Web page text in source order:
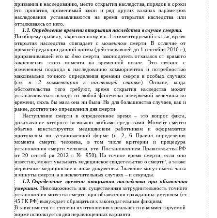
призвания к наследованию, место открытия наследства, порядок и сроки
его принятия, применимый закон и ряд других важных параметров
наследования устанавливаются на время открытия наследства или
отталкиваясь от него.
1.1. Определение времени открытия наследства в случае смерти.
По общему правилу, закрепленному в п. 1 комментируемой статьи, время
открытия наследства совпадает с моментом смерти. В отличие от
прежней редакции данной нормы (действовавшей до 1 сентября 2016 г.),
приравнивавшей его кодню смерти, законодатель отказался от прямого
закрепления этого момента на временно́й шкале. Это связано с
изменением подхода к наследованию коммориентов и потребностью
максимально точного определения времени смерти в особых случаях
(см. п. 2 комментария к настоящей статье). Отныне, когда
обстоятельства того требуют, время открытия наследства может
устанавливаться исходя из любой физически измеряемой величины во
времени, сколь бы мала она ни была. Но для большинства случаев, как и
ранее, достаточно определения дня смерти.
Наступление смерти в определенное время – это вопрос факта,
доказывание которого возможно любыми средствами. Момент смерти
обычно констатируется медицинским работником и оформляется
протоколом по установленной форме (п. 2, 6 Правил определения
момента смерти человека, в том числе критерии и процедура
установления смерти человека, утв. Постановлением Правительства РФ
от 20 сентяб­ ря 2012 г. № 950). На точное время смерти, если оно
известно, может указывать медицинское свидетельство о смерти1, а также
первичные медицинские и иные документы. Значение могут иметь часы
и минуты смерти, а в исключительных случаях – и секунды.
1.2. Определение времени открытия наследства при объявлении
умершим. Невозможность или существенная затруднительность точного
установления момента смерти при объявлении гражданина умершим (ст.
45 ГК РФ) вынуждает обращаться к законодательным фикциям.
В зависимости от степени их отношения к реальности в комментируемой
норме используется два неравноценных варианта: